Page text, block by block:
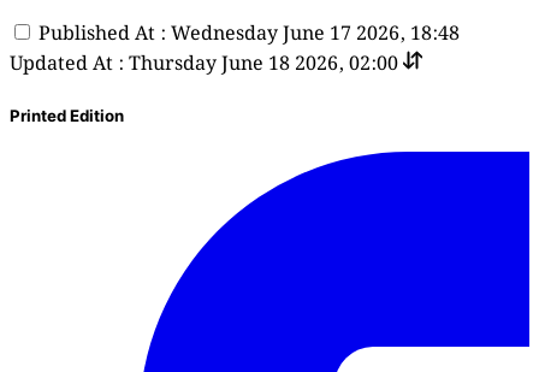
Published At : Wednesday June 17 2026, 18:48
Updated At : Thursday June 18 2026, 02:00
Printed Edition